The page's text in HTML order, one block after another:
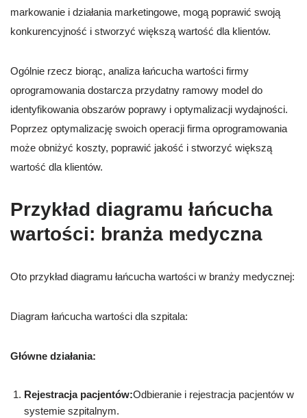
markowanie i działania marketingowe, mogą poprawić swoją
konkurencyjność i stworzyć większą wartość dla klientów.
Ogólnie rzecz biorąc, analiza łańcucha wartości firmy
oprogramowania dostarcza przydatny ramowy model do
identyfikowania obszarów poprawy i optymalizacji wydajności.
Poprzez optymalizację swoich operacji firma oprogramowania
może obniżyć koszty, poprawić jakość i stworzyć większą
wartość dla klientów.
Przykład diagramu łańcucha
wartości: branża medyczna
Oto przykład diagramu łańcucha wartości w branży medycznej:
Diagram łańcucha wartości dla szpitala:
Główne działania:
Rejestracja pacjentów:Odbieranie i rejestracja pacjentów w
systemie szpitalnym.